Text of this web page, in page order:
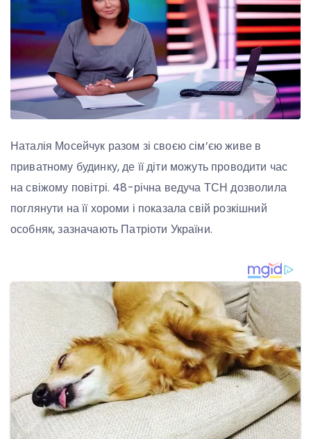
Наталія Мосейчук разом зі своєю сім’єю живе в
приватному будинку, де її діти можуть проводити час
на свіжому повітрі. 48-річна ведуча ТСН дозволила
поглянути на її хороми і показала свій розкішний
особняк, зазначають Патріоти України.